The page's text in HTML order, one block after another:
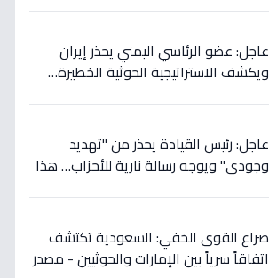
عاجل: عضو الرئاسي اليمني يحذر إيران
ويكشف الاستراتيجية الحوثية الخطيرة…
عاجل: رئيس القيادة يحذر من "تهديد
وجودي" ويوجه رسالة نارية للأحزاب… هذا
صراع القوى الخفي: السعودية تكتشف
اتفاقاً سرياً بين الإمارات والحوثيين - مصدر